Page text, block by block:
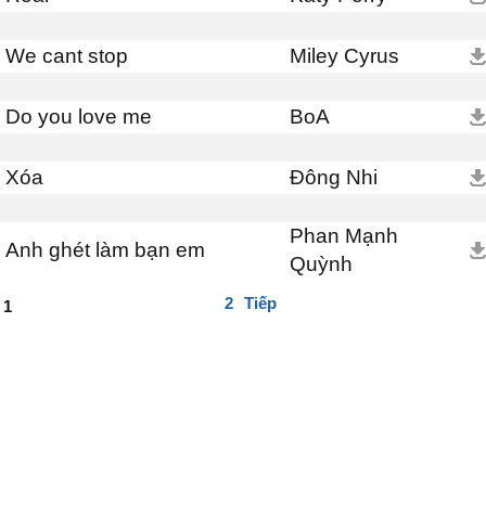
We cant stop Miley Cyrus
Do you love me BoA
Xóa Đông Nhi
Anh ghét làm bạn em
Phan Mạnh
Quỳnh
1 2 Tiếp